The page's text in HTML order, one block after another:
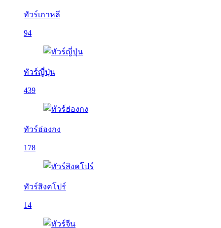
ทัวร์เกาหลี
94
ทัวร์ญี่ปุ่น
439
ทัวร์ฮ่องกง
178
ทัวร์สิงคโปร์
14